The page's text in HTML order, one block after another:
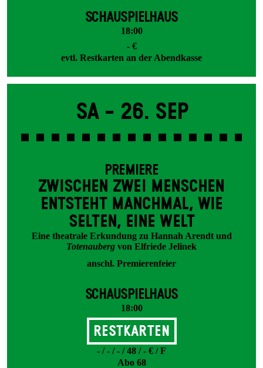
SCHAUSPIELHAUS
18:00
- €
evtl. Restkarten an der Abendkasse
Sa - 26. Sep
PREMIERE
ZWISCHEN ZWEI MENSCHEN
ENT­STEHT MANCH­MAL, WIE
SELTEN, EINE WELT
Eine theatrale Erkundung zu Hannah Arendt und
Totenauberg von Elfriede Jelinek
anschl. Premierenfeier
SCHAUSPIELHAUS
18:00
Restkarten
- / - / - / 48 / - € / F
Abo 68